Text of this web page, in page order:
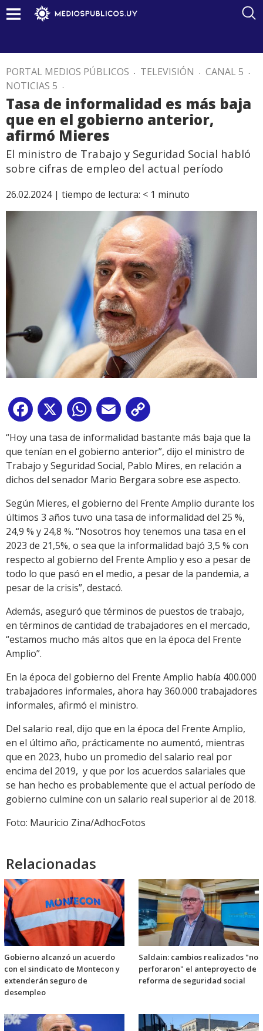
PORTAL MEDIOS PÚBLICOS . TELEVISIÓN . CANAL 5 .
NOTICIAS 5 .
Tasa de informalidad es más baja
que en el gobierno anterior,
afirmó Mieres
El ministro de Trabajo y Seguridad Social habló
sobre cifras de empleo del actual período
26.02.2024 | tiempo de lectura: < 1 minuto
Facebook
X WhatsApp
Email
Link
“Hoy una tasa de informalidad bastante más baja que la
que tenían en el gobierno anterior”, dijo el ministro de
Trabajo y Seguridad Social, Pablo Mires, en relación a
dichos del senador Mario Bergara sobre ese aspecto.
Según Mieres, el gobierno del Frente Amplio durante los
últimos 3 años tuvo una tasa de informalidad del 25 %,
24,9 % y 24,8 %. “Nosotros hoy tenemos una tasa en el
2023 de 21,5%, o sea que la informalidad bajó 3,5 % con
respecto al gobierno del Frente Amplio y eso a pesar de
todo lo que pasó en el medio, a pesar de la pandemia, a
pesar de la crisis”, destacó.
Además, aseguró que términos de puestos de trabajo,
en términos de cantidad de trabajadores en el mercado,
“estamos mucho más altos que en la época del Frente
Amplio”.
En la época del gobierno del Frente Amplio había 400.000
trabajadores informales, ahora hay 360.000 trabajadores
informales, afirmó el ministro.
Del salario real, dijo que en la época del Frente Amplio,
en el último año, prácticamente no aumentó, mientras
que en 2023, hubo un promedio del salario real por
encima del 2019, y que por los acuerdos salariales que
se han hecho es probablemente que el actual período de
gobierno culmine con un salario real superior al de 2018.
Foto: Mauricio Zina/AdhocFotos
Relacionadas
Gobierno alcanzó un acuerdo
con el sindicato de Montecon y
extenderán seguro de
desempleo
Saldain: cambios realizados "no
perforaron" el anteproyecto de
reforma de seguridad social